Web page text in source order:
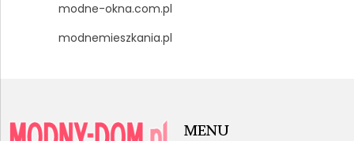
modne-okna.com.pl
modnemieszkania.pl
MENU